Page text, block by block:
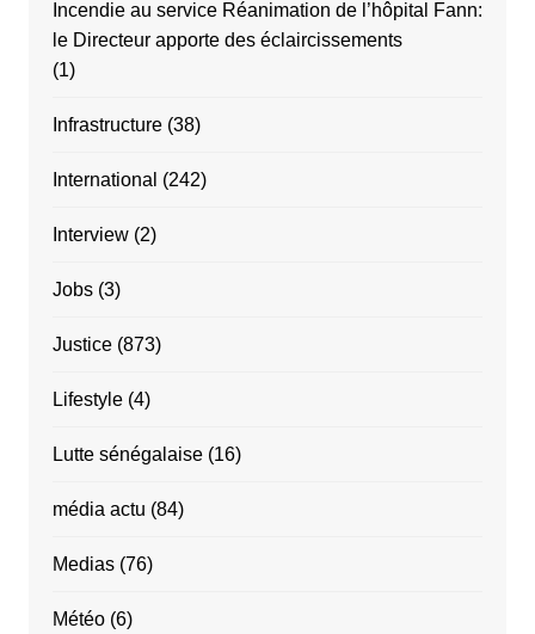
Incendie au service Réanimation de l’hôpital Fann:
le Directeur apporte des éclaircissements
(1)
Infrastructure(38)
International (242)
Interview(2)
Jobs(3)
Justice(873)
Lifestyle(4)
Lutte sénégalaise(16)
média actu (84)
Medias(76)
Météo(6)